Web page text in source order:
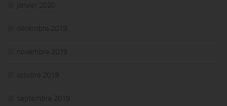
janvier 2020
décembre 2019
novembre 2019
octobre 2019
septembre 2019